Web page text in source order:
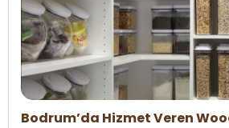
Bodrum’da Hizmet Veren